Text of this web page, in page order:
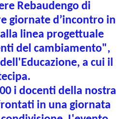
Rebaudengo di
giornate d’incontro in
linea progettuale
del cambiamento",
a cui il
i docenti della nostra
in una giornata